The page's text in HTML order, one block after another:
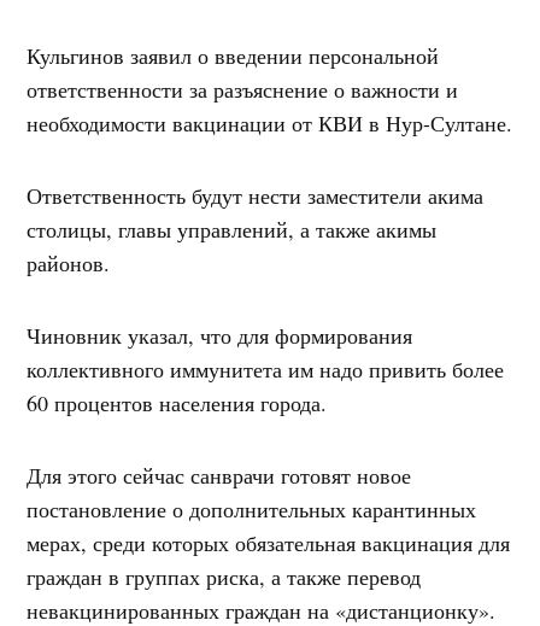
Кульгинов заявил о введении персональной
ответственности за разъяснение о важности и
необходимости вакцинации от КВИ в Нур-Султане.
Ответственность будут нести заместители акима
столицы, главы управлений, а также акимы
районов.
Чиновник указал, что для формирования
коллективного иммунитета им надо привить более
60 процентов населения города.
Для этого сейчас санврачи готовят новое
постановление о дополнительных карантинных
мерах, среди которых обязательная вакцинация для
граждан в группах риска, а также перевод
невакцинированных граждан на «дистанционку».